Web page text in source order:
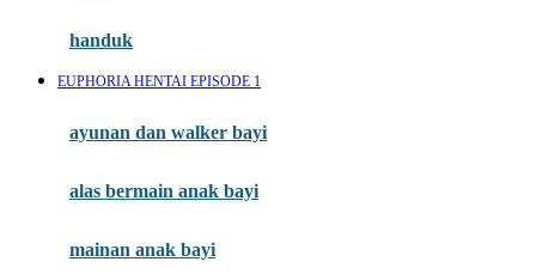
My Buddy Tag
My K
handuk
EUPHORIA HENTAI EPISODE 1
ayunan dan walker bayi
alas bermain anak bayi
mainan anak bayi